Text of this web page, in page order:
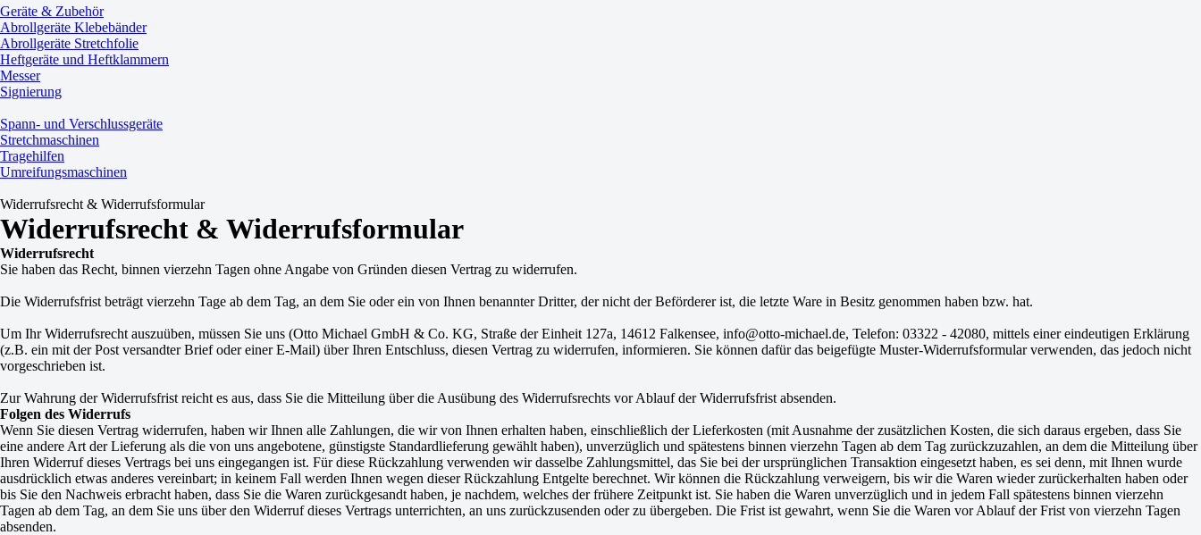
Geräte & Zubehör
Abrollgeräte Klebebänder
Abrollgeräte Stretchfolie
Heftgeräte und Heftklammern
Messer
Signierung
Spann- und Verschlussgeräte
Stretchmaschinen
Tragehilfen
Umreifungsmaschinen
Widerrufsrecht & Widerrufsformular
Widerrufsrecht & Widerrufsformular
Widerrufsrecht
Sie haben das Recht, binnen vierzehn Tagen ohne Angabe von Gründen diesen Vertrag zu widerrufen.
Die Widerrufsfrist beträgt vierzehn Tage ab dem Tag, an dem Sie oder ein von Ihnen benannter Dritter, der nicht der Beförderer ist, die letzte Ware in Besitz genommen haben bzw. hat.
Um Ihr Widerrufsrecht auszuüben, müssen Sie uns (Otto Michael GmbH & Co. KG, Straße der Einheit 127a, 14612 Falkensee, info@otto-michael.de, Telefon: 03322 - 42080, mittels einer eindeutigen Erklärung
(z.B. ein mit der Post versandter Brief oder einer E-Mail) über Ihren Entschluss, diesen Vertrag zu widerrufen, informieren. Sie können dafür das beigefügte Muster-Widerrufsformular verwenden, das jedoch nicht
vorgeschrieben ist.
Zur Wahrung der Widerrufsfrist reicht es aus, dass Sie die Mitteilung über die Ausübung des Widerrufsrechts vor Ablauf der Widerrufsfrist absenden.
Folgen des Widerrufs
Wenn Sie diesen Vertrag widerrufen, haben wir Ihnen alle Zahlungen, die wir von Ihnen erhalten haben, einschließlich der Lieferkosten (mit Ausnahme der zusätzlichen Kosten, die sich daraus ergeben, dass Sie
eine andere Art der Lieferung als die von uns angebotene, günstigste Standardlieferung gewählt haben), unverzüglich und spätestens binnen vierzehn Tagen ab dem Tag zurückzuzahlen, an dem die Mitteilung über
Ihren Widerruf dieses Vertrags bei uns eingegangen ist. Für diese Rückzahlung verwenden wir dasselbe Zahlungsmittel, das Sie bei der ursprünglichen Transaktion eingesetzt haben, es sei denn, mit Ihnen wurde
ausdrücklich etwas anderes vereinbart; in keinem Fall werden Ihnen wegen dieser Rückzahlung Entgelte berechnet. Wir können die Rückzahlung verweigern, bis wir die Waren wieder zurückerhalten haben oder
bis Sie den Nachweis erbracht haben, dass Sie die Waren zurückgesandt haben, je nachdem, welches der frühere Zeitpunkt ist. Sie haben die Waren unverzüglich und in jedem Fall spätestens binnen vierzehn
Tagen ab dem Tag, an dem Sie uns über den Widerruf dieses Vertrags unterrichten, an uns zurückzusenden oder zu übergeben. Die Frist ist gewahrt, wenn Sie die Waren vor Ablauf der Frist von vierzehn Tagen
absenden.